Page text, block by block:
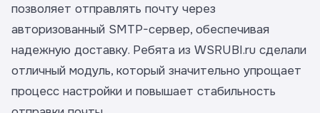
позволяет отправлять почту через
авторизованный SMTP-сервер, обеспечивая
надежную доставку. Ребята из WSRUBI.ru сделали
отличный модуль, который значительно упрощает
процесс настройки и повышает стабильность